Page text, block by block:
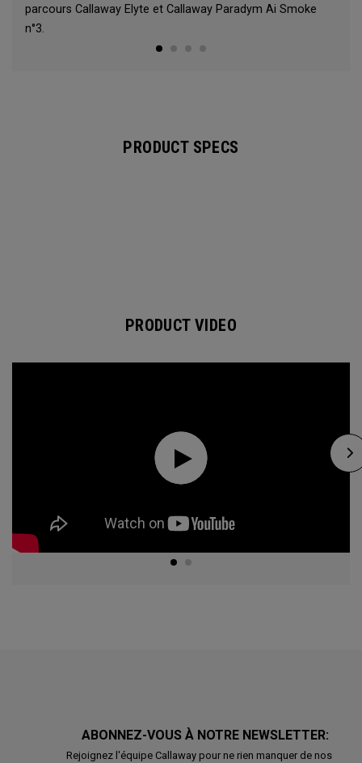
parcours Callaway Elyte et Callaway Paradym Ai Smoke
n°3.
PRODUCT SPECS
PRODUCT VIDEO
ABONNEZ-VOUS À NOTRE NEWSLETTER:
Rejoignez l'équipe Callaway pour ne rien manquer de nos